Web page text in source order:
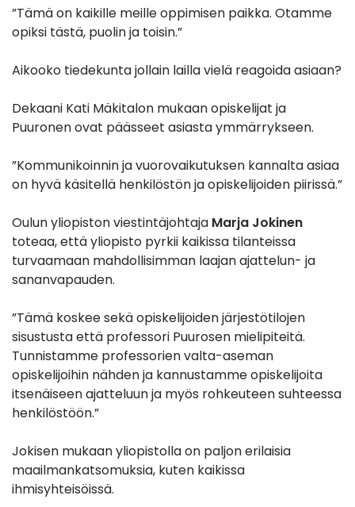
”Tämä on kaikille meille oppimisen paikka. Otamme
opiksi tästä, puolin ja toisin.”
Aikooko tiedekunta jollain lailla vielä reagoida asiaan?
Dekaani Kati Mäkitalon mukaan opiskelijat ja
Puuronen ovat päässeet asiasta ymmärrykseen.
”Kommunikoinnin ja vuorovaikutuksen kannalta asiaa
on hyvä käsitellä henkilöstön ja opiskelijoiden piirissä.”
Oulun yliopiston viestintäjohtaja Marja Jokinen
toteaa, että yliopisto pyrkii kaikissa tilanteissa
turvaamaan mahdollisimman laajan ajattelun- ja
sananvapauden.
”Tämä koskee sekä opiskelijoiden järjestötilojen
sisustusta että professori Puurosen mielipiteitä.
Tunnistamme professorien valta-aseman
opiskelijoihin nähden ja kannustamme opiskelijoita
itsenäiseen ajatteluun ja myös rohkeuteen suhteessa
henkilöstöön.”
Jokisen mukaan yliopistolla on paljon erilaisia
maailmankatsomuksia, kuten kaikissa
ihmisyhteisöissä.